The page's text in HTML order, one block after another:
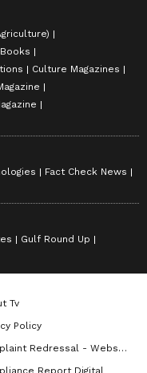
Culture Magazines
Fact Check News
Gulf Round Up
Tv
Policy
Redressal - Website
Report Digital